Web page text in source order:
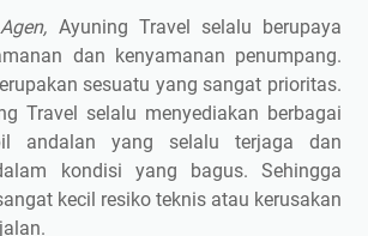
Agen, Ayuning Travel selalu berupaya
dan kenyamanan penumpang.
sesuatu yang sangat prioritas.
Travel selalu menyediakan berbagai
andalan yang selalu terjaga dan
kondisi yang bagus. Sehingga
kecil resiko teknis atau kerusakan